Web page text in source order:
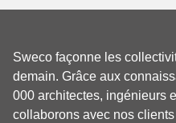
Sweco façonne les
demain. Grâce aux
000 architectes, ingénieurs
collaborons avec nos